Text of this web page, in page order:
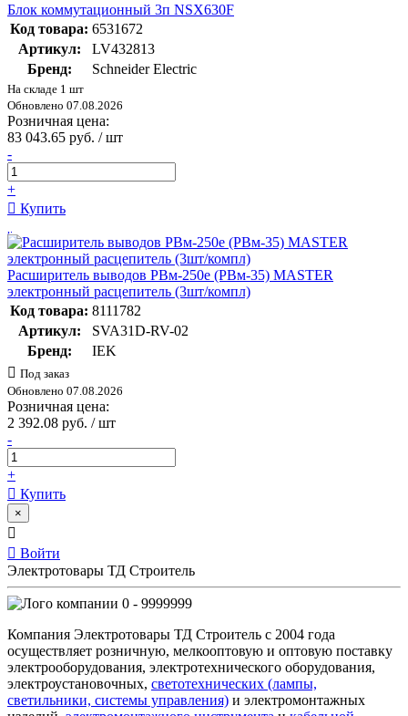
Блок коммутационный 3п NSX630F
Код товара: 6531672
Артикул:
LV432813
Бренд:
Schneider Electric
На складе 1 шт
Обновлено 07.08.2026
Розничная цена:
83 043.65 руб. / шт
-
+
Купить
Расширитель выводов РВм-250e (РВм-35) MASTER
электронный расцепитель (3шт/компл)
Код товара: 8111782
Артикул:
SVA31D-RV-02
Бренд:
IEK
Под заказ
Обновлено 07.08.2026
Розничная цена:
2 392.08 руб. / шт
-
+
Купить
×
Войти
Электротовары ТД Строитель
0 - 9999999
Компания Электротовары ТД Строитель с 2004 года
осуществляет розничную, мелкооптовую и оптовую поставку
электрооборудования, электротехнического оборудования,
электроустановочных, светотехнических (лампы,
светильники, системы управления) и электромонтажных